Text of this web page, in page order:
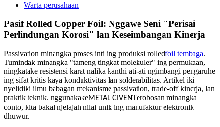
Warta perusahaan
Pasif Rolled Copper Foil: Nggawe Seni "Perisai
Perlindungan Korosi" lan Keseimbangan Kinerja
Passivation minangka proses inti ing produksi rolledfoil tembaga.
Tumindak minangka "tameng tingkat molekuler" ing permukaan,
ningkatake resistensi karat nalika kanthi ati-ati ngimbangi pengaruhe
ing sifat kritis kaya konduktivitas lan solderabilitas. Artikel iki
nyelidiki ilmu babagan mekanisme passivation, trade-off kinerja, lan
praktik teknik. nggunakakeMETAL CIVENTerobosan minangka
conto, kita bakal njelajah nilai unik ing manufaktur elektronik
dhuwur.